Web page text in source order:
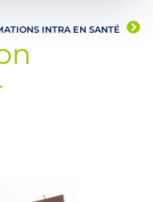
INTRA EN SANTÉ